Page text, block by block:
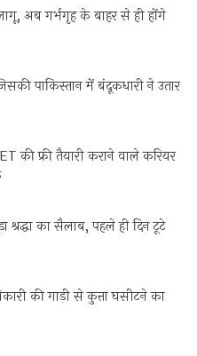
अब गर्भगृह के बाहर से ही होंगे
पाकिस्तान में बंदूकधारी ने उतार
की फ्री तैयारी कराने वाले करियर
श्रद्धा का सैलाब, पहले ही दिन टूटे
की गाड़ी से कुत्ता घसीटने का